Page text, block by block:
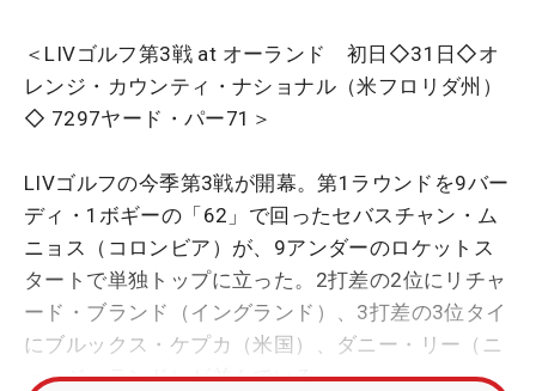
＜LIVゴルフ第3戦 at オーランド 初日◇31日◇オ
レンジ・カウンティ・ナショナル（米フロリダ州）
◇ 7297ヤード・パー71＞
LIVゴルフの今季第3戦が開幕。第1ラウンドを9バー
ディ・1ボギーの「62」で回ったセバスチャン・ム
ニョス（コロンビア）が、9アンダーのロケットス
タートで単独トップに立った。2打差の2位にリチャ
ード・ブランド（イングランド）、3打差の3位タイ
にブルックス・ケプカ（米国）、ダニー・リー（ニ
ュージーランド）が並んでいる。